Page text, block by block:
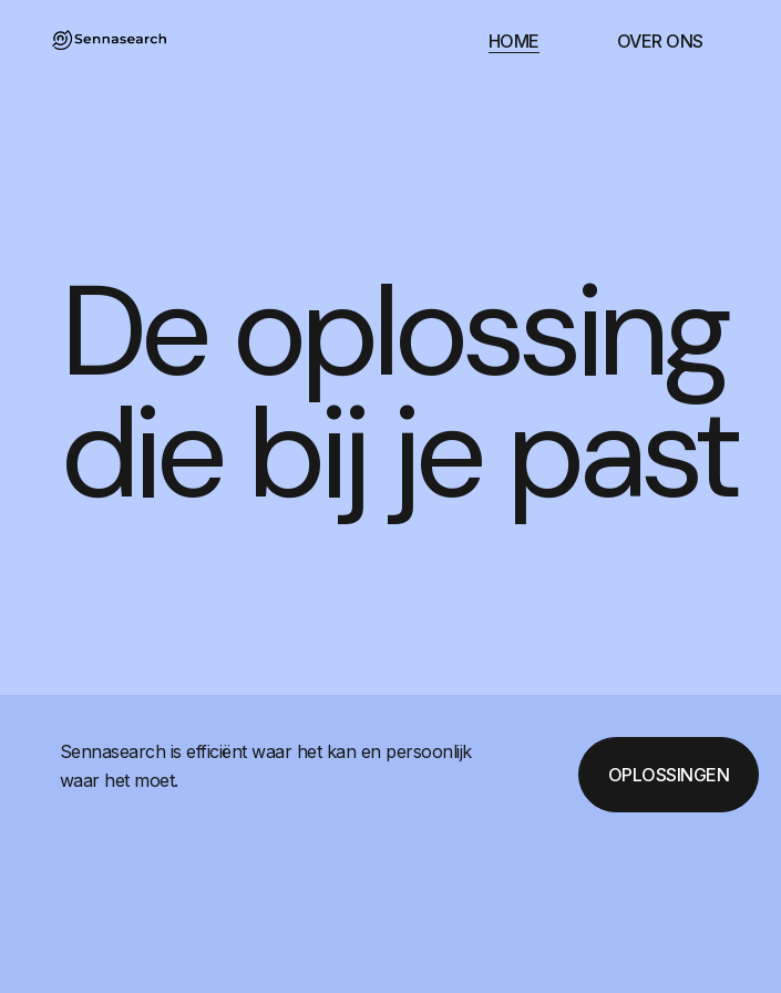
HOME OVER ONS
De oplossing
die bij je past
Sennasearch is efficiënt waar het kan en persoonlijk
waar het moet.
OPLOSSINGEN